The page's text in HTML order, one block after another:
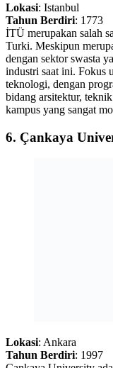
Lokasi: Istanbul
Tahun Berdiri: 1773
İTÜ merupakan salah
Turki. Meskipun
dengan sektor swasta
industri saat ini. Fokus
teknologi, dengan
bidang arsitektur,
kampus yang sangat
6. Çankaya
Lokasi: Ankara
Tahun Berdiri: 1997